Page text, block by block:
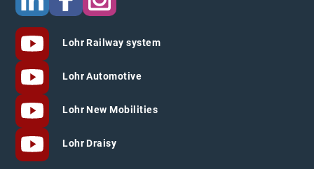
Lohr Railway system
Lohr Automotive
Lohr New Mobilities
Lohr Draisy